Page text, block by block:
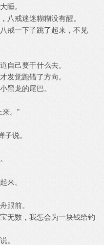
睡。
八戒迷迷糊糊没有醒。
戒一下子跳了起来，不见
自己要干什么去。
发觉跑错了方向。
黑龙的尾巴。
。”
说。
来。
跟前。
无数，我怎会为一块钱给钓
。